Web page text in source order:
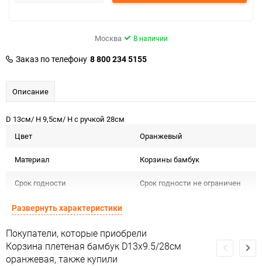
Москва В наличии
Заказ по телефону 8 800 234 5155
Описание
D 13см/ H 9,5см/ H с ручкой 28см
Цвет
Оранжевый
Материал Корзины бамбук
Срок годности Срок годности не ограничен
Страна изготовителя
Предназначение товара Для декора
Сертификация Не подлежит сертификации
Развернуть характеристики
Покупатели, которые приобрели
Корзина плетеная бамбук D13x9.5/28см
оранжевая, также купили